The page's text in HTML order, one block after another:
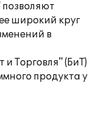
широкий круг
в
Торговля" (БиТ)
продукта у